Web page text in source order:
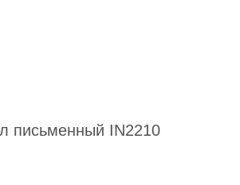
письменный IN2210